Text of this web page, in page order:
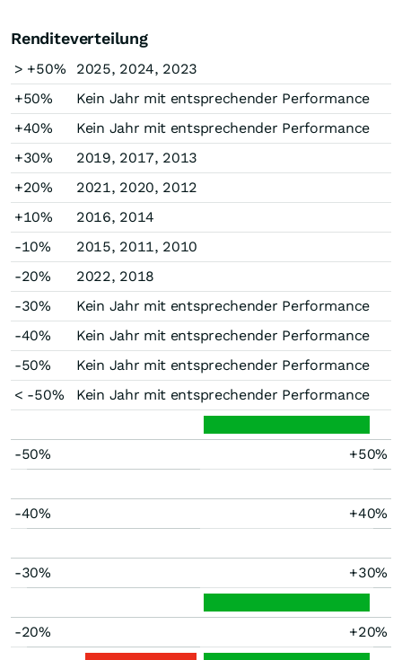
Renditeverteilung
> +50%
2025, 2024, 2023
+50%
Kein Jahr mit entsprechender Performance
+40%
Kein Jahr mit entsprechender Performance
+30%
2019, 2017, 2013
+20%
2021, 2020, 2012
+10%
2016, 2014
-10%
2015, 2011, 2010
-20%
2022, 2018
-30%
Kein Jahr mit entsprechender Performance
-40%
Kein Jahr mit entsprechender Performance
-50%
Kein Jahr mit entsprechender Performance
< -50%
Kein Jahr mit entsprechender Performance
-50% +50%
-40% +40%
-30% +30%
-20% +20%